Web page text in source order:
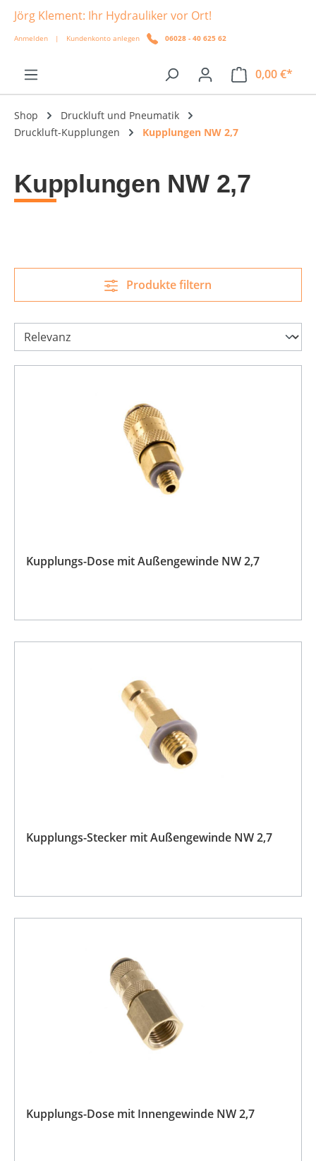
springen
Jörg Klement: Ihr Hydrauliker vor Ort!
Anmelden | Kundenkonto anlegen 06028 - 40 625 62
0,00 €*
Shop
Druckluft und Pneumatik
Druckluft-Kupplungen
Kupplungen NW 2,7
Kupplungen NW 2,7
Produkte filtern
Kupplungs-Dose mit Außengewinde NW 2,7
Kupplungs-Stecker mit Außengewinde NW 2,7
Kupplungs-Dose mit Innengewinde NW 2,7